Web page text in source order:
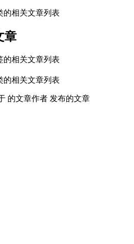
的相关文章列表
章
的相关文章列表
的相关文章列表
的文章作者 发布的文章